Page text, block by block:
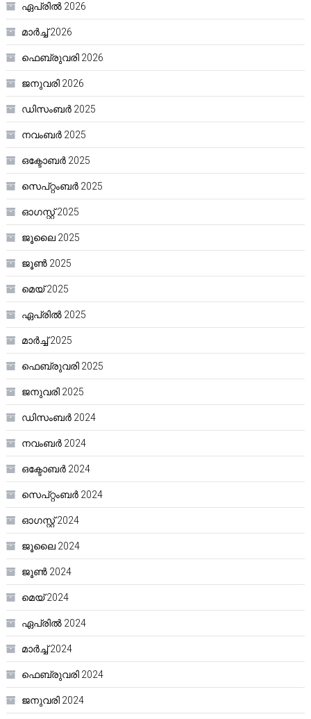
ഏപ്രിൽ 2026
മാർച്ച്‌ 2026
ഫെബ്രുവരി 2026
ജനുവരി 2026
ഡിസംബർ 2025
നവംബർ 2025
ഒക്ടോബർ 2025
സെപ്റ്റംബർ 2025
ഓഗസ്റ്റ്‌ 2025
ജൂലൈ 2025
ജൂൺ 2025
മെയ്‌ 2025
ഏപ്രിൽ 2025
മാർച്ച്‌ 2025
ഫെബ്രുവരി 2025
ജനുവരി 2025
ഡിസംബർ 2024
നവംബർ 2024
ഒക്ടോബർ 2024
സെപ്റ്റംബർ 2024
ഓഗസ്റ്റ്‌ 2024
ജൂലൈ 2024
ജൂൺ 2024
മെയ്‌ 2024
ഏപ്രിൽ 2024
മാർച്ച്‌ 2024
ഫെബ്രുവരി 2024
ജനുവരി 2024